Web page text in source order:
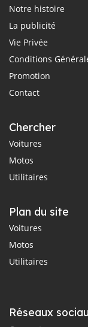
Notre histoire
La publicité
Vie Privée
Conditions
Promotion
Contact
Chercher
Voitures
Motos
Utilitaires
Plan du site
Voitures
Motos
Utilitaires
Réseaux